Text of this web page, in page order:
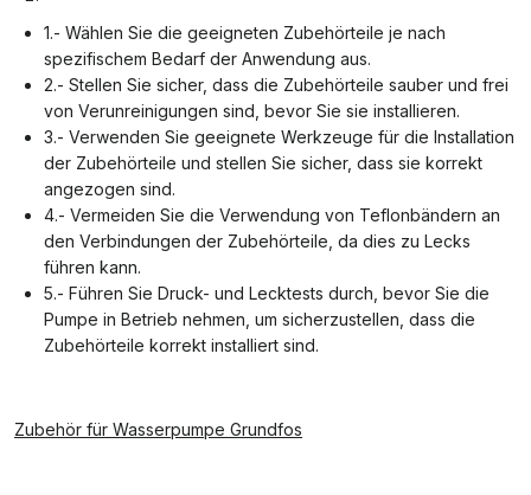
1.- Wählen Sie die geeigneten Zubehörteile je nach
spezifischem Bedarf der Anwendung aus.
2.- Stellen Sie sicher, dass die Zubehörteile sauber und frei
von Verunreinigungen sind, bevor Sie sie installieren.
3.- Verwenden Sie geeignete Werkzeuge für die Installation
der Zubehörteile und stellen Sie sicher, dass sie korrekt
angezogen sind.
4.- Vermeiden Sie die Verwendung von Teflonbändern an
den Verbindungen der Zubehörteile, da dies zu Lecks
führen kann.
5.- Führen Sie Druck- und Lecktests durch, bevor Sie die
Pumpe in Betrieb nehmen, um sicherzustellen, dass die
Zubehörteile korrekt installiert sind.
Zubehör für Wasserpumpe Grundfos